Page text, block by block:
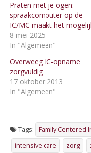
Praten met je ogen:
spraakcomputer op de
IC/MC maakt het
8 mei 2025
In "Algemeen"
Overweeg IC-opname
zorgvuldig
17 oktober 2013
In "Algemeen"
Tags: Family Centered
intensive care
zorg